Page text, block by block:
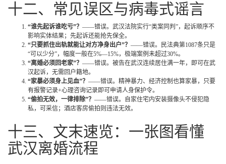
十二、常见误区与病毒式谣言
“谁先起诉谁吃亏”？ ——错误。武汉法院实行“类案同判”，起诉顺序不
影响实体结果；先起诉还能抢先保全。
“只要抓住出轨就能让对方净身出户”？ ——错误。民法典第1087条只是
“可以少分”，幅度一般在5%—15%，极端案例未超过30%。
“离婚必须回老家”？ ——错误。被告在武汉连续居住满一年，即可在武
汉起诉，无需回户籍地。
“家暴必须身上见血”？ ——错误。精神暴力、经济控制也算家暴，只要
有报警记录+心理咨询记录即可申请人身保护令。
“偷拍无效，一律排除”？ ——错误。自家住宅内安装摄像头不侵犯隐
私，可采信；酒店客房偷拍则违法无效。
十三、文末速览：一张图看懂
武汉离婚流程